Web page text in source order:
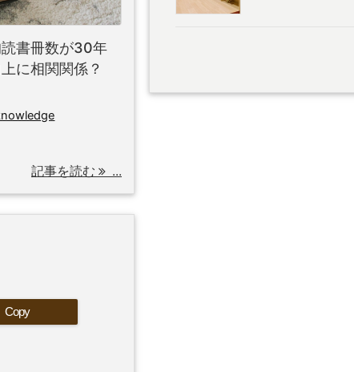
読書冊数が30年
に相関関係？
記事を読む ...
Copy